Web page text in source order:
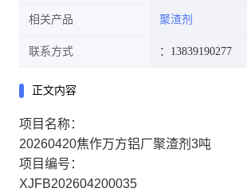
相关产品 聚渣剂
联系方式 ：13839190277
正文内容
项目名称：
20260420焦作万方铝厂聚渣剂3吨
项目编号：
XJFB202604200035